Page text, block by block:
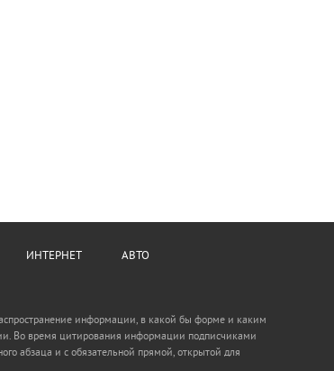
ИНТЕРНЕТ АВТО
информации, в какой бы форме и каким
Во время цитирования информации подписчиками
абзаца и с обязательной прямой, открытой для